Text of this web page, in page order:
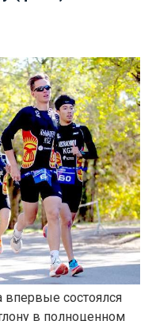
впервые состоялся
в полноценном